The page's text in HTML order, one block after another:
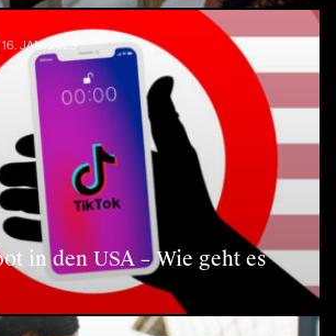
16. JAN. 2025
in den USA – Wie geht es